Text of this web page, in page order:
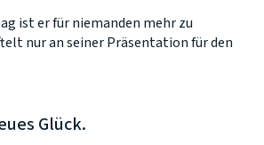
ist er für niemanden mehr zu
nur an seiner Präsentation für den
Glück.